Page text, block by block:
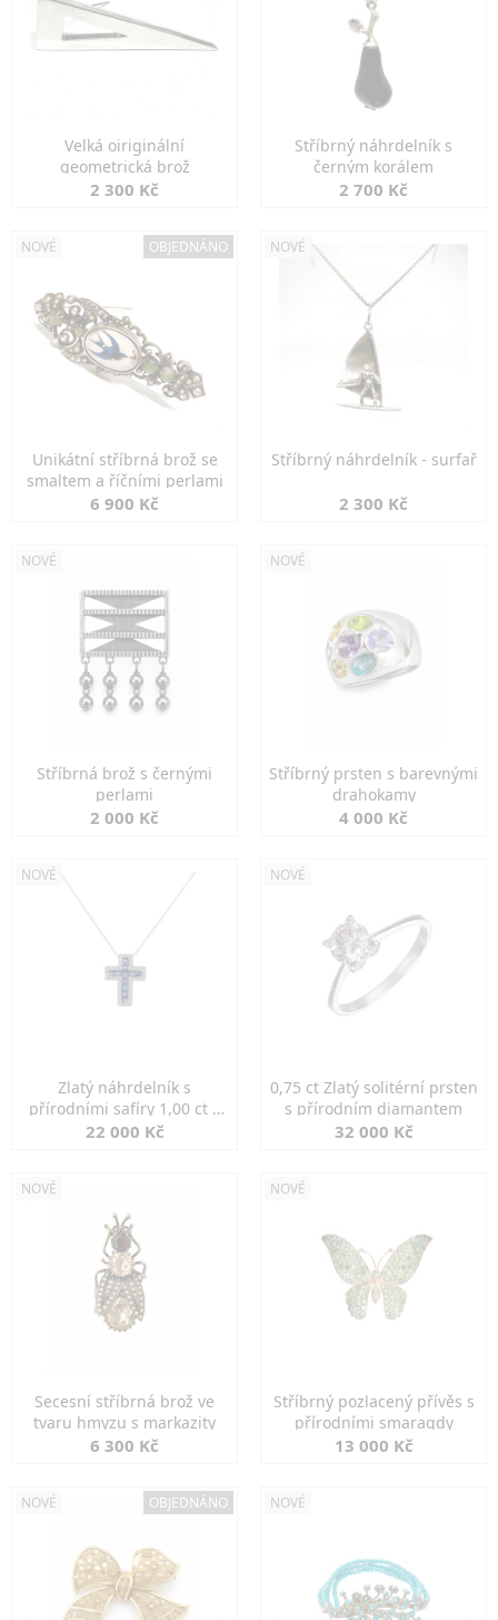
Velká oiriginální
geometrická brož
2 300 Kč
Stříbrný náhrdelník s
černým korálem
2 700 Kč
NOVÉ OBJEDNÁNO
Unikátní stříbrná brož se
smaltem a říčními perlami
6 900 Kč
NOVÉ
Stříbrný náhrdelník - surfař
2 300 Kč
NOVÉ
Stříbrná brož s černými
perlami
2 000 Kč
NOVÉ
Stříbrný prsten s barevnými
drahokamy
4 000 Kč
NOVÉ
Zlatý náhrdelník s
přírodními safíry 1,00 ct a
diamanty
22 000 Kč
NOVÉ
0,75 ct Zlatý solitérní prsten
s přírodním diamantem
32 000 Kč
NOVÉ
Secesní stříbrná brož ve
tvaru hmyzu s markazity
6 300 Kč
NOVÉ
Stříbrný pozlacený přívěs s
přírodními smaragdy
13 000 Kč
NOVÉ OBJEDNÁNO NOVÉ